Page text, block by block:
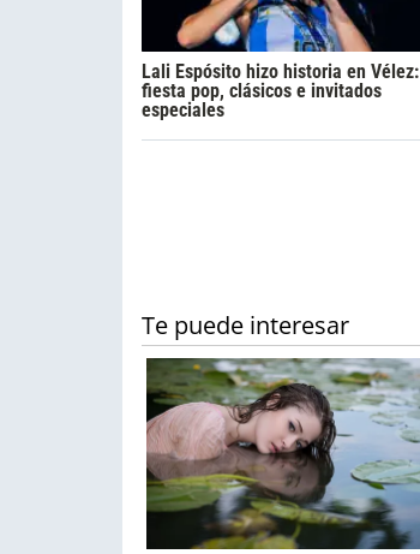
Lali Espósito hizo historia en Vélez:
fiesta pop, clásicos e invitados
especiales